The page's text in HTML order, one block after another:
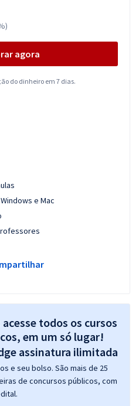
agora
do dinheiro em 7 dias.
e Mac
todos os cursos
em um só lugar!
e seu bolso. São mais de 25
de concursos públicos, com